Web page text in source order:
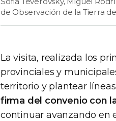
de Observación de la Tierra
La visita, realizada los
provinciales y
territorio y plantear
firma del convenio con
continuar avanzando en